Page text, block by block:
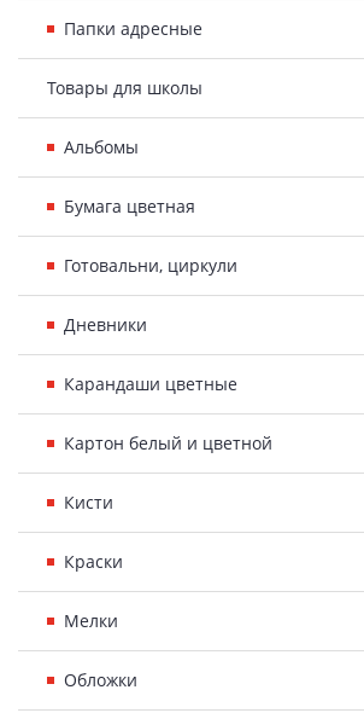
Папки адресные
Товары для школы
Альбомы
Бумага цветная
Готовальни, циркули
Дневники
Карандаши цветные
Картон белый и цветной
Кисти
Краски
Мелки
Обложки